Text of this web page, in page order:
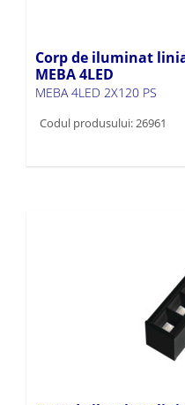
Corp de iluminat
MEBA 4LED
MEBA 4LED 2X120 PS
Codul produsului: 26961